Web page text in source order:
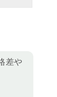
差や